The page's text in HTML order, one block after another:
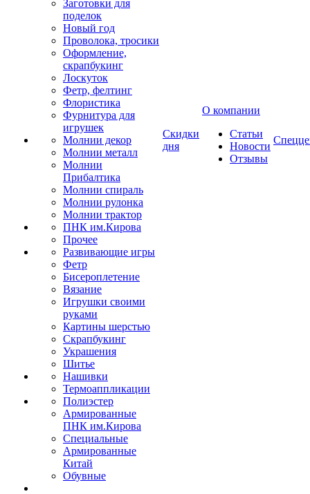
Заготовки для
поделок
Новый год
Проволока, тросики
Оформление,
скрапбукинг
Лоскуток
Фетр, фелтинг
Флористика
Фурнитура для
игрушек
Молнии декор
Молнии металл
Молнии
Прибалтика
Молнии спираль
Молнии рулонка
Молнии трактор
ПНК им.Кирова
Прочее
Развивающие игры
Фетр
Бисероплетение
Вязание
Игрушки своими
руками
Картины шерстью
Скрапбукинг
Украшения
Шитье
Нашивки
Термоаппликации
Полиэстер
Армированные
ПНК им.Кирова
Специальные
Армированные
Китай
Обувные
Скидки
дня
О компании
Статьи
Новости
Отзывы